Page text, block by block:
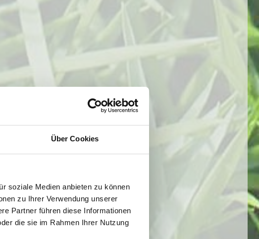
Über Cookies
soziale Medien anbieten zu können
zu Ihrer Verwendung unserer
Partner führen diese Informationen
die sie im Rahmen Ihrer Nutzung